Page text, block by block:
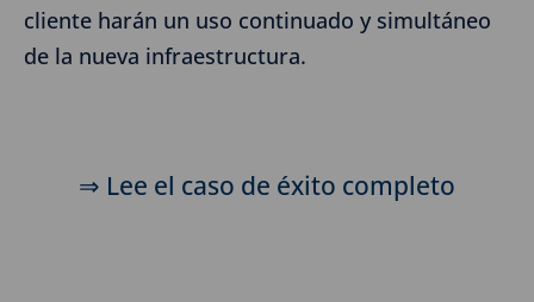
cliente harán un uso continuado y simultáneo
de la nueva infraestructura.
⇒ Lee el caso de éxito completo